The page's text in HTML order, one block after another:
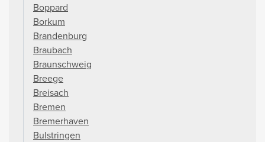
Boppard
Borkum
Brandenburg
Braubach
Braunschweig
Breege
Breisach
Bremen
Bremerhaven
Bulstringen